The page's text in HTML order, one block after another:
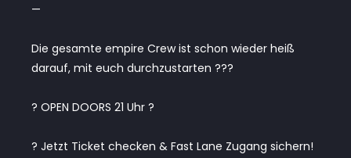
—
Die gesamte empire Crew ist schon wieder heiß
darauf, mit euch durchzustarten ???
? OPEN DOORS 21 Uhr ?
? Jetzt Ticket checken & Fast Lane Zugang sichern!